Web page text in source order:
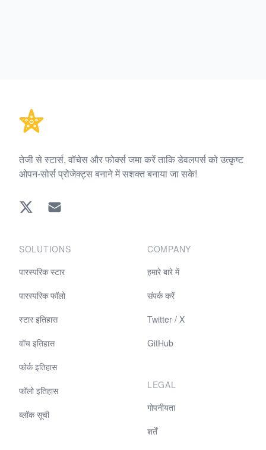
तेजी से स्टार्स, वॉचेस और फोर्क्स जमा करें ताकि डेवलपर्स को उत्कृष्ट
ओपन-सोर्स प्रोजेक्ट्स बनाने में सशक्त बनाया जा सके!
Twitter EMAIL
SOLUTIONS
पारस्परिक स्टार
पारस्परिक फॉलो
स्टार इतिहास
वॉच इतिहास
फोर्क इतिहास
फॉलो इतिहास
ब्लॉक सूची
COMPANY
हमारे बारे में
संपर्क करें
Twitter / X
GitHub
LEGAL
गोपनीयता
शर्तें